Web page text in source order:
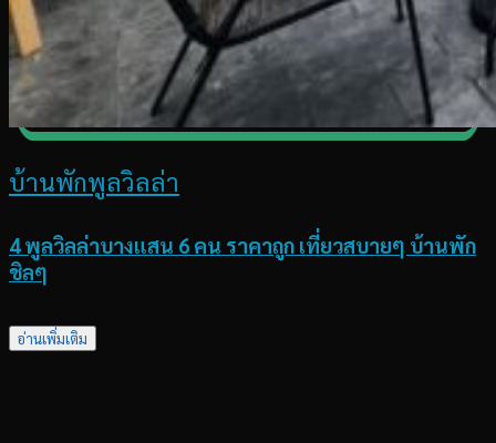
บ้านพักพูลวิลล่า
4 พูลวิลล่าบางแสน 6 คน ราคาถูก เที่ยวสบายๆ บ้านพัก
ชิลๆ
อ่านเพิ่มเติม